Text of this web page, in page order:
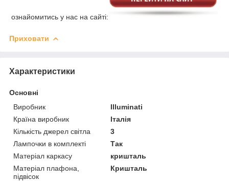
ознайомитись у нас на сайті:
Приховати
Характеристики
Основні
Виробник
Illuminati
Країна виробник
Італія
Кількість джерел світла
3
Лампочки в комплекті
Так
Матеріал каркасу
кришталь
Матеріал плафона,
підвісок
Кришталь